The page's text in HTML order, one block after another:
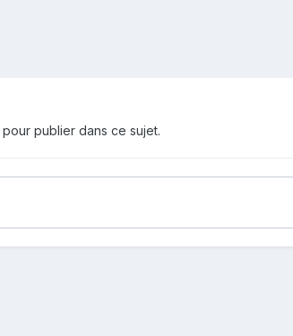
pour publier dans ce sujet.